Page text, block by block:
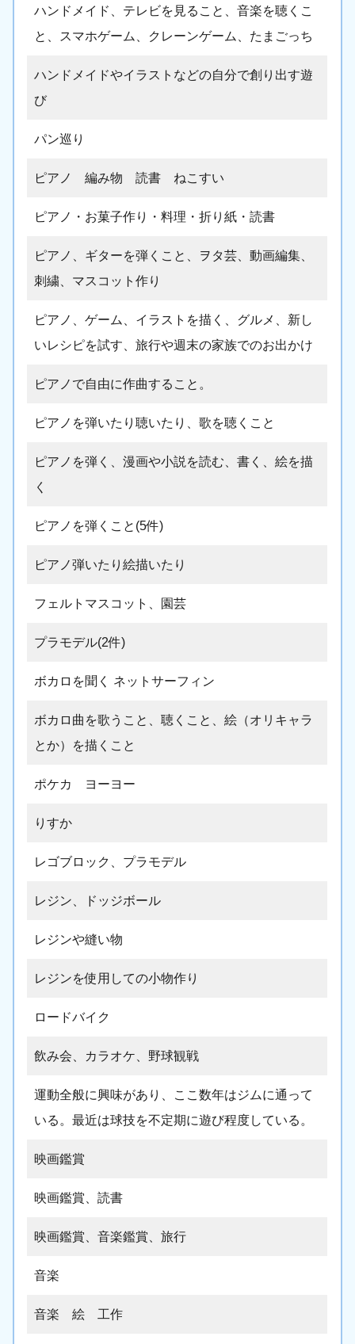
ハンドメイド、テレビを見ること、音楽を聴くこ
と、スマホゲーム、クレーンゲーム、たまごっち
ハンドメイドやイラストなどの自分で創り出す遊
び
パン巡り
ピアノ 編み物 読書 ねこすい
ピアノ・お菓子作り・料理・折り紙・読書
ピアノ、ギターを弾くこと、ヲタ芸、動画編集、
刺繍、マスコット作り
ピアノ、ゲーム、イラストを描く、グルメ、新し
いレシピを試す、旅行や週末の家族でのお出かけ
ピアノで自由に作曲すること。
ピアノを弾いたり聴いたり、歌を聴くこと
ピアノを弾く、漫画や小説を読む、書く、絵を描
く
ピアノを弾くこと(5件)
ピアノ弾いたり絵描いたり
フェルトマスコット、園芸
プラモデル(2件)
ボカロを聞く ネットサーフィン
ボカロ曲を歌うこと、聴くこと、絵（オリキャラ
とか）を描くこと
ポケカ ヨーヨー
りすか
レゴブロック、プラモデル
レジン、ドッジボール
レジンや縫い物
レジンを使用しての小物作り
ロードバイク
飲み会、カラオケ、野球観戦
運動全般に興味があり、ここ数年はジムに通って
いる。最近は球技を不定期に遊び程度している。
映画鑑賞
映画鑑賞、読書
映画鑑賞、音楽鑑賞、旅行
音楽
音楽 絵 工作